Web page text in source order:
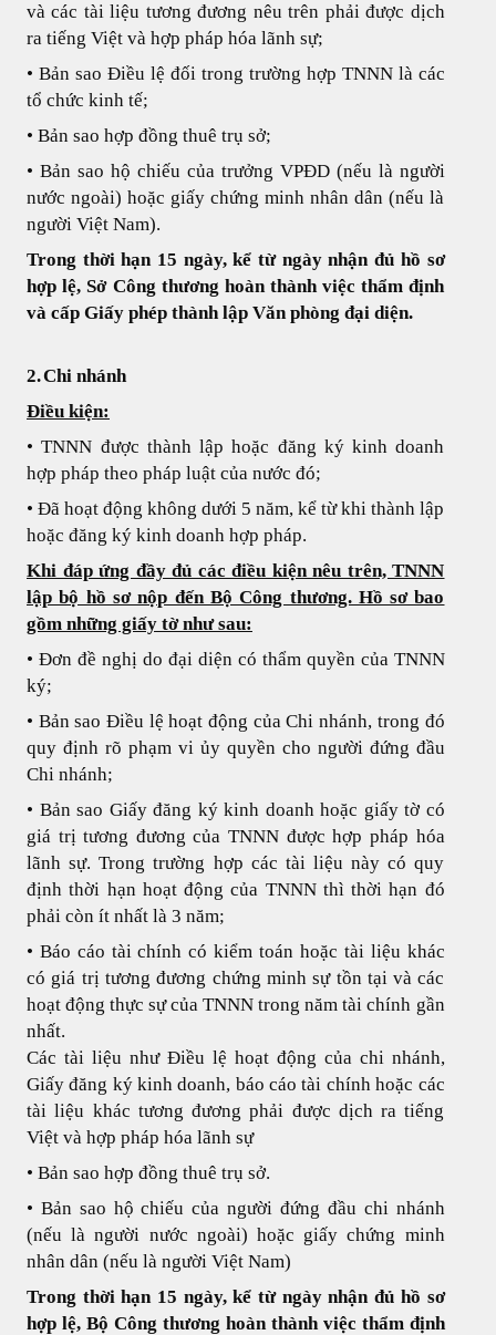
và các tài liệu tương đương nêu trên phải được dịch
ra tiếng Việt và hợp pháp hóa lãnh sự;
• Bản sao Điều lệ đối trong trường hợp TNNN là các
tổ chức kinh tế;
• Bản sao hợp đồng thuê trụ sở;
• Bản sao hộ chiếu của trưởng VPĐD (nếu là người
nước ngoài) hoặc giấy chứng minh nhân dân (nếu là
người Việt Nam).
Trong thời hạn 15 ngày, kể từ ngày nhận đủ hồ sơ
hợp lệ, Sở Công thương hoàn thành việc thẩm định
và cấp Giấy phép thành lập Văn phòng đại diện.
2.Chi nhánh
Điều kiện:
• TNNN được thành lập hoặc đăng ký kinh doanh
hợp pháp theo pháp luật của nước đó;
• Đã hoạt động không dưới 5 năm, kể từ khi thành lập
hoặc đăng ký kinh doanh hợp pháp.
Khi đáp ứng đầy đủ các điều kiện nêu trên, TNNN
lập bộ hồ sơ nộp đến Bộ Công thương. Hồ sơ bao
gồm những giấy tờ như sau:
• Đơn đề nghị do đại diện có thẩm quyền của TNNN
ký;
• Bản sao Điều lệ hoạt động của Chi nhánh, trong đó
quy định rõ phạm vi ủy quyền cho người đứng đầu
Chi nhánh;
• Bản sao Giấy đăng ký kinh doanh hoặc giấy tờ có
giá trị tương đương của TNNN được hợp pháp hóa
lãnh sự. Trong trường hợp các tài liệu này có quy
định thời hạn hoạt động của TNNN thì thời hạn đó
phải còn ít nhất là 3 năm;
• Báo cáo tài chính có kiểm toán hoặc tài liệu khác
có giá trị tương đương chứng minh sự tồn tại và các
hoạt động thực sự của TNNN trong năm tài chính gần
nhất.
Các tài liệu như Điều lệ hoạt động của chi nhánh,
Giấy đăng ký kinh doanh, báo cáo tài chính hoặc các
tài liệu khác tương đương phải được dịch ra tiếng
Việt và hợp pháp hóa lãnh sự
• Bản sao hợp đồng thuê trụ sở.
• Bản sao hộ chiếu của người đứng đầu chi nhánh
(nếu là người nước ngoài) hoặc giấy chứng minh
nhân dân (nếu là người Việt Nam)
Trong thời hạn 15 ngày, kể từ ngày nhận đủ hồ sơ
hợp lệ, Bộ Công thương hoàn thành việc thẩm định